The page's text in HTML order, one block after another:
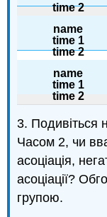
3. Подивіться
Часом 2, чи
асоціація,
асоціації?
групою.